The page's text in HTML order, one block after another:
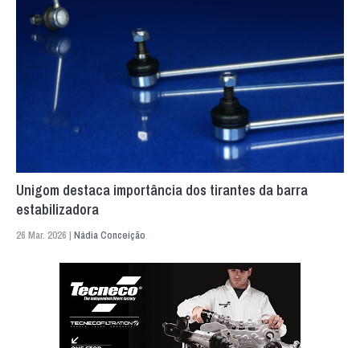
Unigom destaca importância dos tirantes da barra
estabilizadora
26 Mar. 2026 | Nádia Conceição